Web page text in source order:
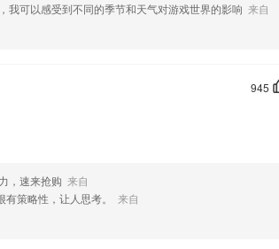
择页增加车型折叠功能，高性价比舒适车型任你选
件，您可以到应用商店进行打分评论，说出您的使用
我可以感受到不同的季节和天气对游戏世界的影响 来自
945
，速来抢购 来自
策略性，让人思考。
来自